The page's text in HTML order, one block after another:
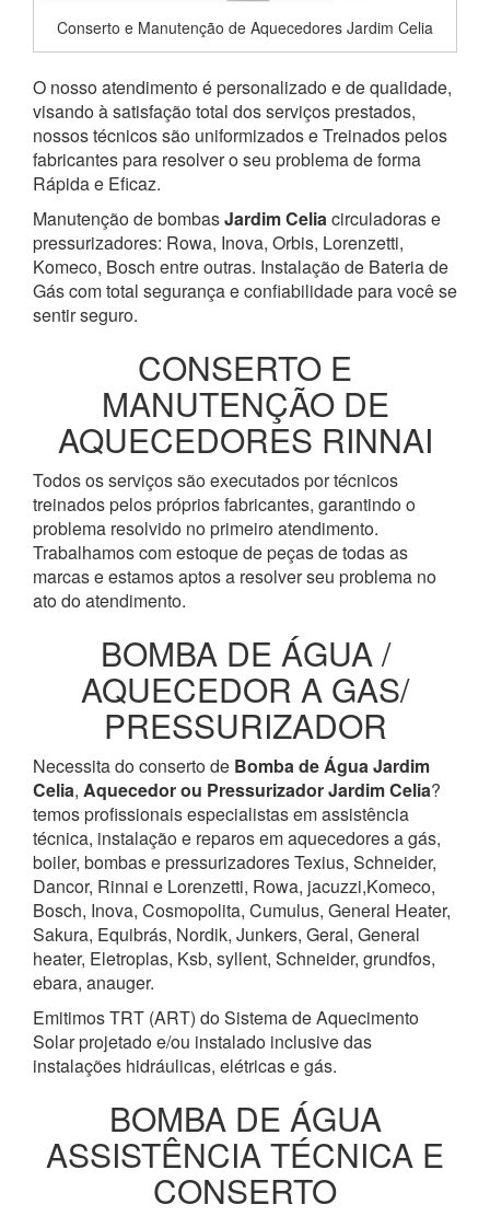
Conserto e Manutenção de Aquecedores Jardim Celia
O nosso atendimento é personalizado e de qualidade,
visando à satisfação total dos serviços prestados,
nossos técnicos são uniformizados e Treinados pelos
fabricantes para resolver o seu problema de forma
Rápida e Eficaz.
Manutenção de bombasJardim Celiacirculadoras e
pressurizadores: Rowa, Inova, Orbis, Lorenzetti,
Komeco, Bosch entre outras. Instalação de Bateria de
Gás com total segurança e confiabilidade para você se
sentir seguro.
CONSERTO E
MANUTENÇÃO DE
AQUECEDORES RINNAI
Todos os serviços são executados por técnicos
treinados pelos próprios fabricantes, garantindo o
problema resolvido no primeiro atendimento.
Trabalhamos com estoque de peças de todas as
marcas e estamos aptos a resolver seu problema no
ato do atendimento.
BOMBA DE ÁGUA /
AQUECEDOR A GAS/
PRESSURIZADOR
Necessita do conserto de Bomba de ÁguaJardim
Celia, Aquecedor ou PressurizadorJardim Celia?
temos profissionais especialistas em assistência
técnica, instalação e reparos em aquecedores a gás,
boiler, bombas e pressurizadores Texius, Schneider,
Dancor, Rinnai e Lorenzetti, Rowa, jacuzzi,Komeco,
Bosch, Inova, Cosmopolita, Cumulus, General Heater,
Sakura, Equibrás, Nordik, Junkers, Geral, General
heater, Eletroplas, Ksb, syllent, Schneider, grundfos,
ebara, anauger.
Emitimos TRT (ART) do Sistema de Aquecimento
Solar projetado e/ou instalado inclusive das
instalações hidráulicas, elétricas e gás.
BOMBA DE ÁGUA
ASSISTÊNCIA TÉCNICA E
CONSERTO